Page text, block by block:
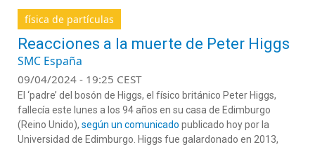
física de partículas
Reacciones a la muerte de Peter Higgs
SMC España
09/04/2024 - 19:25 CEST
El ‘padre’ del bosón de Higgs, el físico británico Peter Higgs,
fallecía este lunes a los 94 años en su casa de Edimburgo
(Reino Unido), según un comunicado publicado hoy por la
Universidad de Edimburgo. Higgs fue galardonado en 2013,